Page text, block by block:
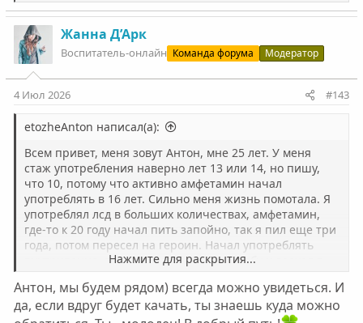
е
а
ц
и
и
:
Жанна Д’Арк
Воспитатель-онлайн Команда форума Модератор
4 Июл 2026 #143
etozheAnton написал(а):
Всем привет, меня зовут Антон, мне 25 лет. У меня
стаж употребления наверно лет 13 или 14, но пишу,
что 10, потому что активно амфетамин начал
употреблять в 16 лет. Сильно меня жизнь помотала. Я
употреблял лсд в больших количествах, амфетамин,
где-то к 20 году начал пить запойно, так я пил еще три
года, потом пересел на героин. Начал употреблять
внутривенно, по итогу согласился на ребу и заехал в
Других реабилитаций я не проходил, но эта мне зашла.
Хорошая программа, хотя и не без недостатков, ее
Нажмите для раскрытия...
Антон, мы будем рядом) всегда можно увидеться. И
да, если вдруг будет качать, ты знаешь куда можно